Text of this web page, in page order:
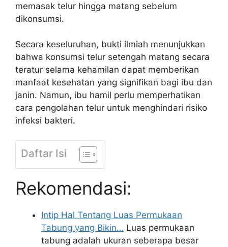
memasak telur hingga matang sebelum
dikonsumsi.
Secara keseluruhan, bukti ilmiah menunjukkan
bahwa konsumsi telur setengah matang secara
teratur selama kehamilan dapat memberikan
manfaat kesehatan yang signifikan bagi ibu dan
janin. Namun, ibu hamil perlu memperhatikan
cara pengolahan telur untuk menghindari risiko
infeksi bakteri.
Daftar Isi
Rekomendasi:
Intip Hal Tentang Luas Permukaan
Tabung yang Bikin… Luas permukaan
tabung adalah ukuran seberapa besar